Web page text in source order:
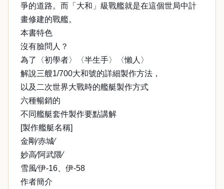
爭的道路。而「大和」級戰艦就是在這個世局中計
畫修建的戰艦。
本書特色
沒有臉問人？
為了〈初學者〉〈半生手〉〈懶人〉
解說三艘1/700大和號的詳細製作方法，
以及二次世界大戰時的艦艇製作方式
六種暢銷的
不同艦艇套件製作要點講解
[製作艦艇名稱]
金剛∕赤城∕
妙高∕阿武隈∕
雪風∕伊-16、伊-58
作者簡介